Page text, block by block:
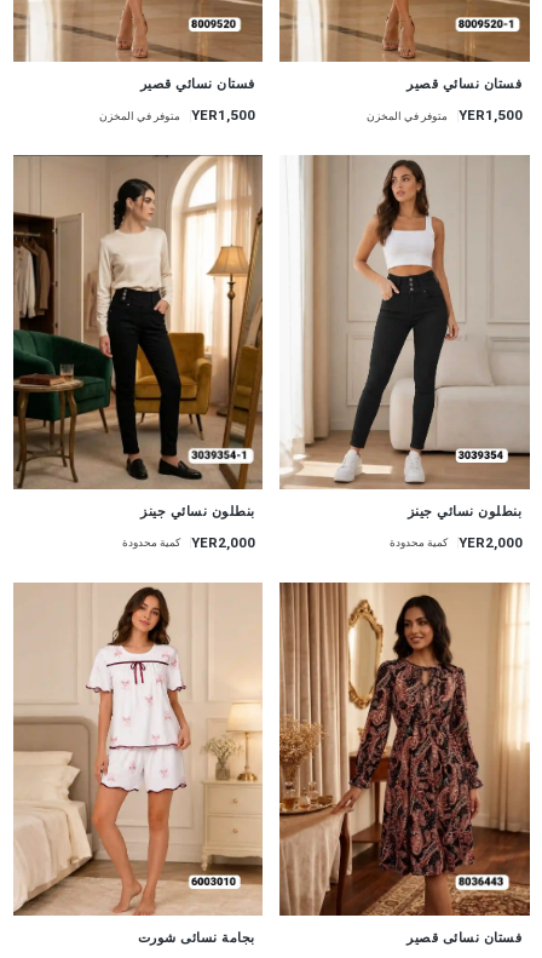
جديد
فستان نسائي قصير
YER1,500 متوفر في المخزن
جديد
فستان نسائي قصير
YER1,500 متوفر في المخزن
بنطلون نسائي جينز
YER2,000 كمية محدودة
بنطلون نسائي جينز
YER2,000 كمية محدودة
فستان نسائى قصير بجامة نسائى شورت